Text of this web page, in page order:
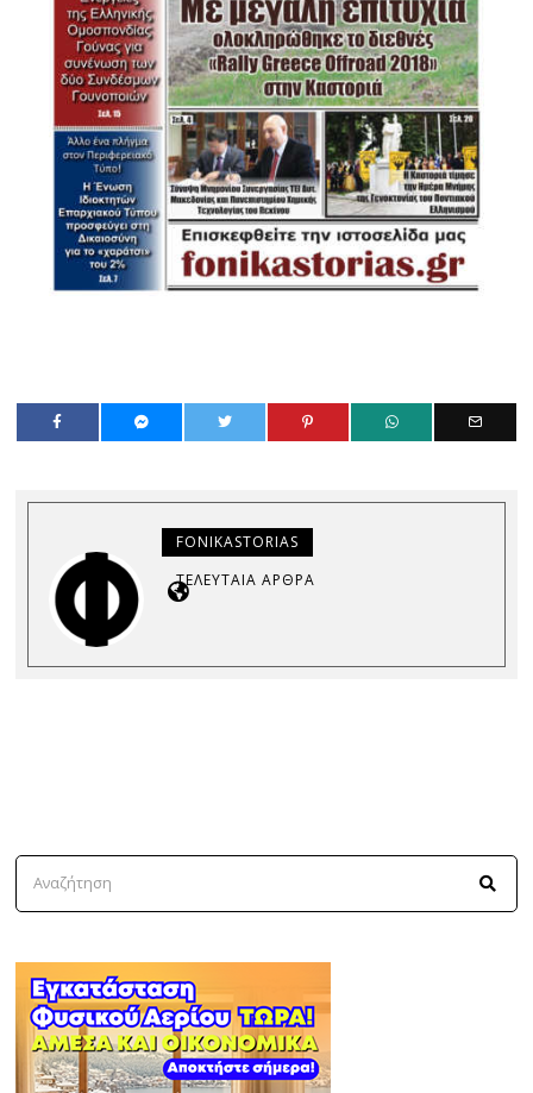
FONIKASTORIAS
ΤΕΛΕΥΤΑΊΑ ΆΡΘΡΑ